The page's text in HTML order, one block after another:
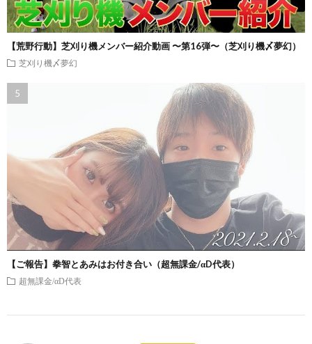
【荒野行動】芝刈り機メンバー紹介動画 〜第16弾〜（芝刈り機〆夢幻）
芝刈り機〆夢幻
【ご報告】拳智とあみはお付き合い（超無課金/αD代表）
超無課金/αD代表